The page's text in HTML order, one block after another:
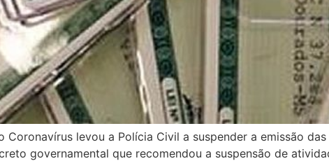
Coronavírus levou a Polícia Civil a suspender a emissão
governamental que recomendou a suspensão de